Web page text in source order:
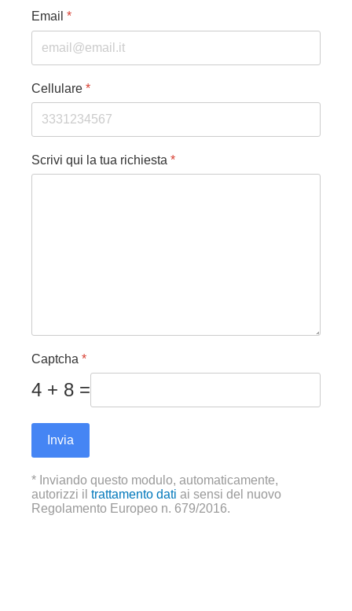
Email *
Cellulare *
Scrivi qui la tua richiesta *
Captcha *
4 + 8 =
Invia
* Inviando questo modulo, automaticamente,
autorizzi il trattamento dati ai sensi del nuovo
Regolamento Europeo n. 679/2016.